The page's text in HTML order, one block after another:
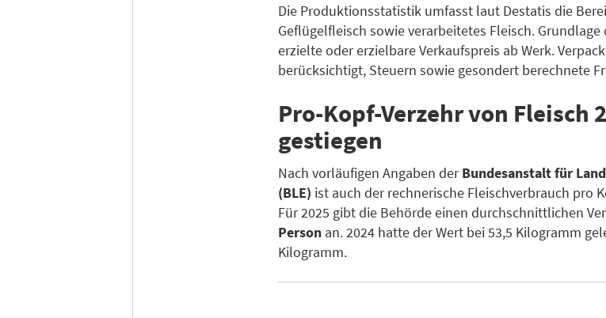
Die Produktionsstatistik umfasst laut Destatis die
Geflügelfleisch sowie verarbeitetes Fleisch.
erzielte oder erzielbare Verkaufspreis ab Werk.
berücksichtigt, Steuern sowie gesondert berechnete
Pro-Kopf-Verzehr von Fleisch
gestiegen
Nach vorläufigen Angaben derBundesanstalt für
(BLE) ist auch der rechnerische Fleischverbrauch pro
Für 2025 gibt die Behörde einen durchschnittlichen
Person an. 2024 hatte der Wert bei 53,5 Kilogramm
Kilogramm.